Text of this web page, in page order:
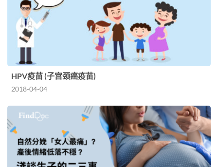
HPV疫苗 (子宫颈癌疫苗)
2018-04-04